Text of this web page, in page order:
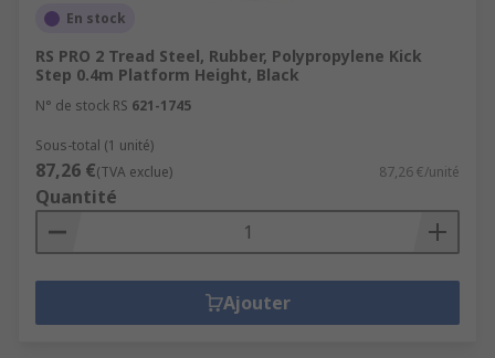
En stock
RS PRO 2 Tread Steel, Rubber, Polypropylene Kick
Step 0.4m Platform Height, Black
N° de stock RS 621-1745
Sous-total (1 unité)
87,26 €(TVA exclue) 87,26 €/unité
Quantité
Ajouter